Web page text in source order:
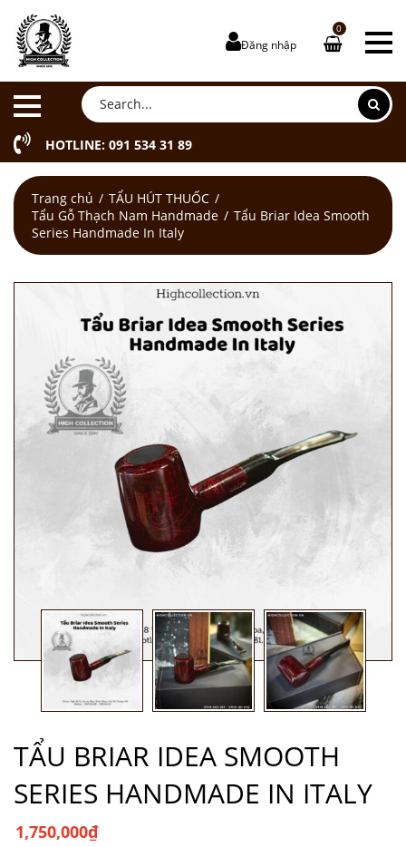
Đăng nhập
0
HOTLINE: 091 534 31 89
Trang chủ
TẨU HÚT THUỐC
Tẩu Gỗ Thạch Nam Handmade
Tẩu Briar Idea Smooth
Series Handmade In Italy
TẨU BRIAR IDEA SMOOTH
SERIES HANDMADE IN ITALY
1,750,000₫